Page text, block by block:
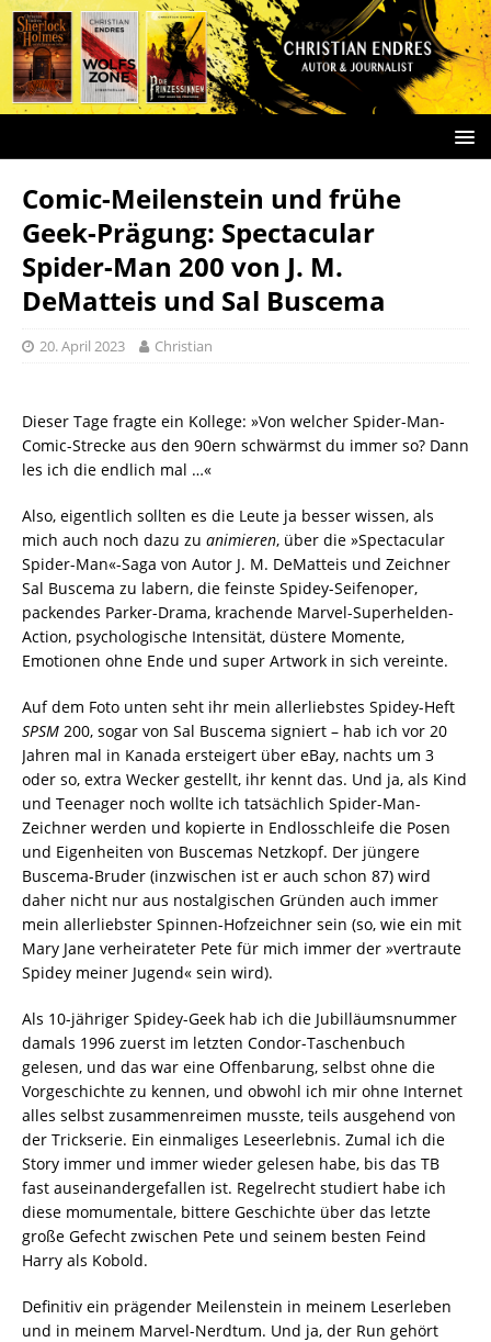
Comic-Meilenstein und frühe
Geek-Prägung: Spectacular
Spider-Man 200 von J. M.
DeMatteis und Sal Buscema
20. April 2023 Christian
Dieser Tage fragte ein Kollege: »Von welcher Spider-Man-
Comic-Strecke aus den 90ern schwärmst du immer so? Dann
les ich die endlich mal …«
Also, eigentlich sollten es die Leute ja besser wissen, als
mich auch noch dazu zu animieren, über die »Spectacular
Spider-Man«-Saga von Autor J. M. DeMatteis und Zeichner
Sal Buscema zu labern, die feinste Spidey-Seifenoper,
packendes Parker-Drama, krachende Marvel-Superhelden-
Action, psychologische Intensität, düstere Momente,
Emotionen ohne Ende und super Artwork in sich vereinte.
Auf dem Foto unten seht ihr mein allerliebstes Spidey-Heft
SPSM 200, sogar von Sal Buscema signiert – hab ich vor 20
Jahren mal in Kanada ersteigert über eBay, nachts um 3
oder so, extra Wecker gestellt, ihr kennt das. Und ja, als Kind
und Teenager noch wollte ich tatsächlich Spider-Man-
Zeichner werden und kopierte in Endlosschleife die Posen
und Eigenheiten von Buscemas Netzkopf. Der jüngere
Buscema-Bruder (inzwischen ist er auch schon 87) wird
daher nicht nur aus nostalgischen Gründen auch immer
mein allerliebster Spinnen-Hofzeichner sein (so, wie ein mit
Mary Jane verheirateter Pete für mich immer der »vertraute
Spidey meiner Jugend« sein wird).
Als 10-jähriger Spidey-Geek hab ich die Jubilläumsnummer
damals 1996 zuerst im letzten Condor-Taschenbuch
gelesen, und das war eine Offenbarung, selbst ohne die
Vorgeschichte zu kennen, und obwohl ich mir ohne Internet
alles selbst zusammenreimen musste, teils ausgehend von
der Trickserie. Ein einmaliges Leseerlebnis. Zumal ich die
Story immer und immer wieder gelesen habe, bis das TB
fast auseinandergefallen ist. Regelrecht studiert habe ich
diese momumentale, bittere Geschichte über das letzte
große Gefecht zwischen Pete und seinem besten Feind
Harry als Kobold.
Definitiv ein prägender Meilenstein in meinem Leserleben
und in meinem Marvel-Nerdtum. Und ja, der Run gehört